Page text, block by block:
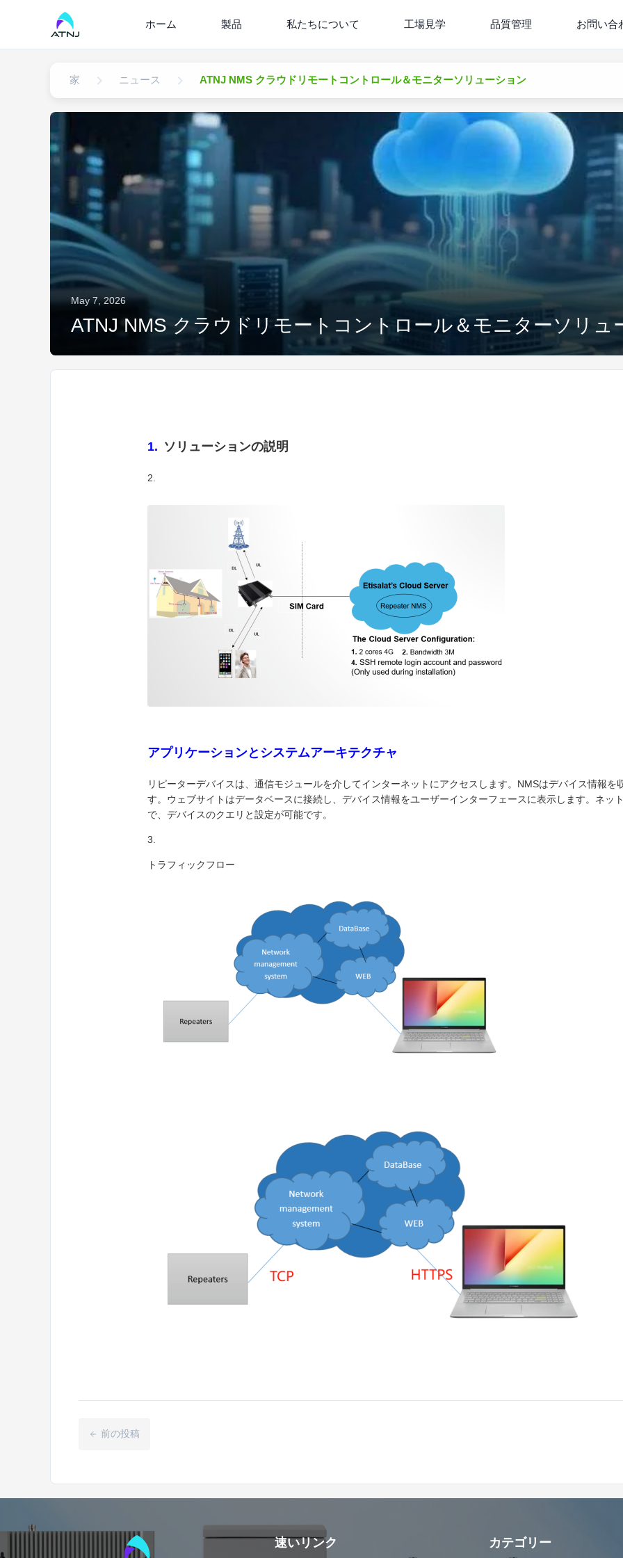
ホーム 製品 私たちについて 工場見学 品質管理 お問い合
家 ニュース ATNJ NMS クラウドリモートコントロール＆モニターソリューション
May 7, 2026
ATNJ NMS クラウドリモートコントロール＆モニターソリュ
1. ソリューションの説明
2.
アプリケーションとシステムアーキテクチャ
リピーターデバイスは、通信モジュールを介してインターネットにアクセスします。NMSはデバイス情報を
す。ウェブサイトはデータベースに接続し、デバイス情報をユーザーインターフェースに表示します。ネッ
で、デバイスのクエリと設定が可能です。
3.
トラフィックフロー
前の投稿
速いリンク カテゴリー